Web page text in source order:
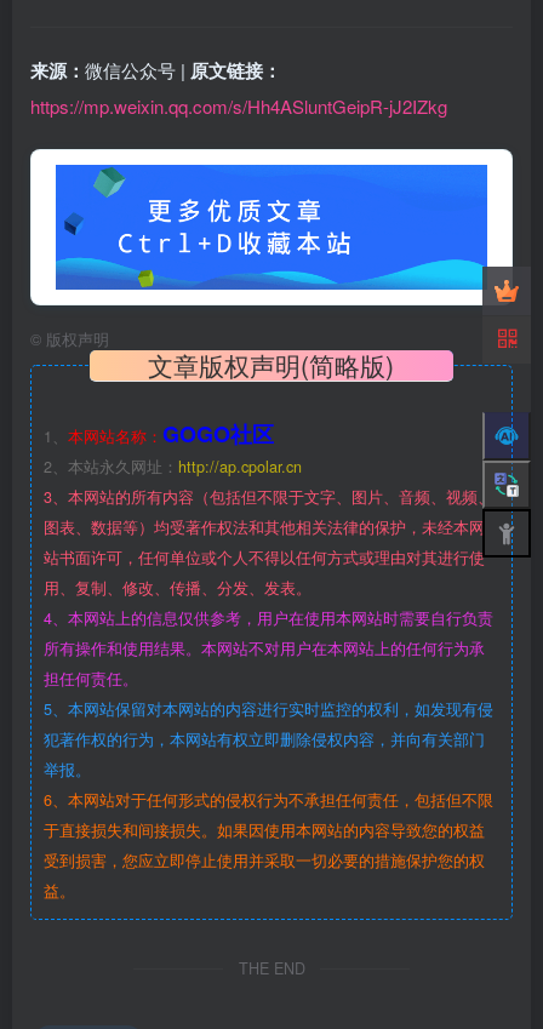
来源： 微信公众号 | 原文链接：
https://mp.weixin.qq.com/s/Hh4ASluntGeipR-jJ2IZkg
© 版权声明
文章版权声明(简略版)
1、 本网站名称： GOGO社区
2、本站永久网址： http://ap.cpolar.cn
3、本网站的所有内容（包括但不限于文字、图片、音频、视频、
图表、数据等）均受著作权法和其他相关法律的保护，未经本网
站书面许可，任何单位或个人不得以任何方式或理由对其进行使
用、复制、修改、传播、分发、发表。
4、本网站上的信息仅供参考，用户在使用本网站时需要自行负责
所有操作和使用结果。本网站不对用户在本网站上的任何行为承
担任何责任。
5、本网站保留对本网站的内容进行实时监控的权利，如发现有侵
犯著作权的行为，本网站有权立即删除侵权内容，并向有关部门
举报。
6、本网站对于任何形式的侵权行为不承担任何责任，包括但不限
于直接损失和间接损失。如果因使用本网站的内容导致您的权益
受到损害，您应立即停止使用并采取一切必要的措施保护您的权
益。
THE END